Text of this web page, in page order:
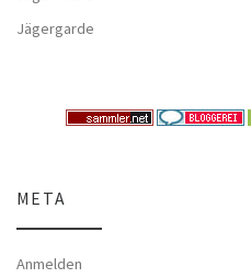
Jägergarde
META
Anmelden